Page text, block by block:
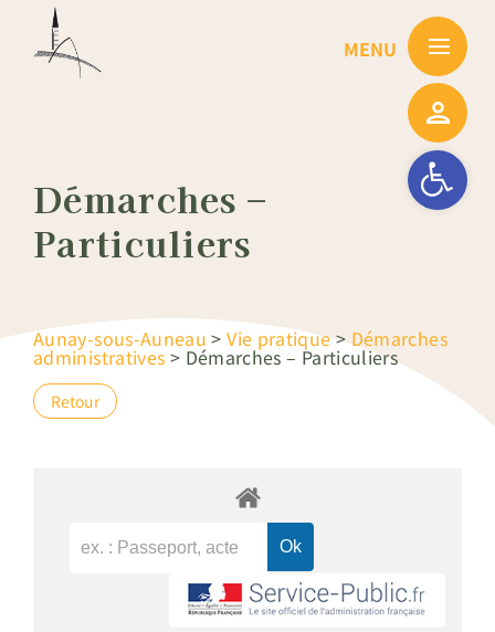
Ouvrir la
Démarches –
Particuliers
Aunay-sous-Auneau >Vie pratique>Démarches
administratives > Démarches – Particuliers
Retour